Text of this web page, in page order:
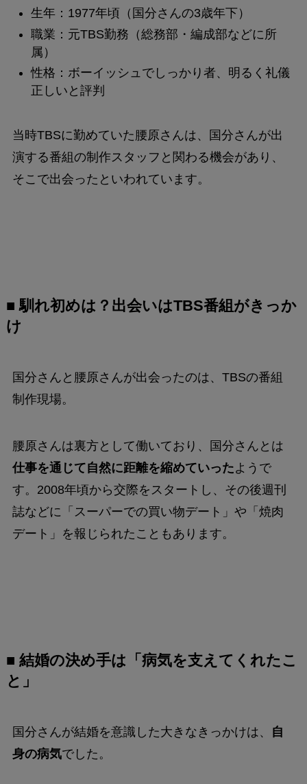
生年：1977年頃（国分さんの3歳年下）
職業：元TBS勤務（総務部・編成部などに所
属）
性格：ボーイッシュでしっかり者、明るく礼儀
正しいと評判
当時TBSに勤めていた腰原さんは、国分さんが出
演する番組の制作スタッフと関わる機会があり、
そこで出会ったといわれています。
■ 馴れ初めは？出会いはTBS番組がきっか
け
国分さんと腰原さんが出会ったのは、TBSの番組
制作現場。
腰原さんは裏方として働いており、国分さんとは
仕事を通じて自然に距離を縮めていったようで
す。2008年頃から交際をスタートし、その後週刊
誌などに「スーパーでの買い物デート」や「焼肉
デート」を報じられたこともあります。
■ 結婚の決め手は「病気を支えてくれたこ
と」
国分さんが結婚を意識した大きなきっかけは、
自
身の病気でした。